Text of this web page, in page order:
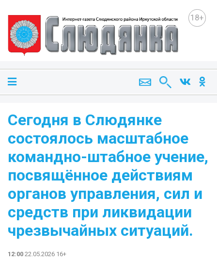
18+
Сегодня в Слюдянке
состоялось масштабное
командно-штабное учение,
посвящённое действиям
органов управления, сил и
средств при ликвидации
чрезвычайных ситуаций.
12:00 22.05.2026 16+